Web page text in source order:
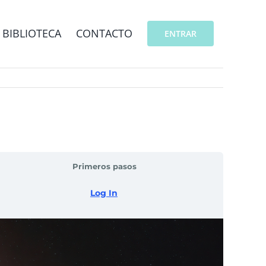
BIBLIOTECA CONTACTO ENTRAR
Primeros pasos
Log In